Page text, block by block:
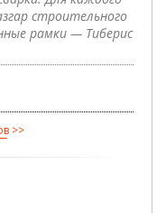
строительного
рамки — Тиберис